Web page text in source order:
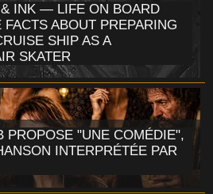
INK — LIFE ON BOARD
ABOUT PREPARING
SHIP AS A
SKATER
PROPOSE "UNE COMÉDIE",
INTERPRÉTÉE PAR